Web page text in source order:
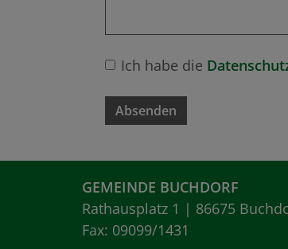
Ich habe die
Absenden
GEMEINDE BUCHDORF
Rathausplatz 1 | 86675
Fax: 09099/1431